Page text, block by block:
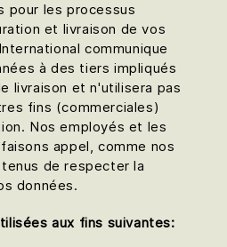
pour les processus
et livraison de vos
communique
à des tiers impliqués
livraison et n'utilisera pas
fins (commerciales)
Nos employés et les
appel, comme nos
de respecter la
données.
aux fins suivantes: